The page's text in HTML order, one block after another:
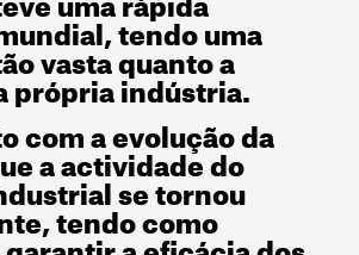
tendo uma
vasta quanto a
própria indústria.
com a evolução da
a actividade do
se tornou
tendo como